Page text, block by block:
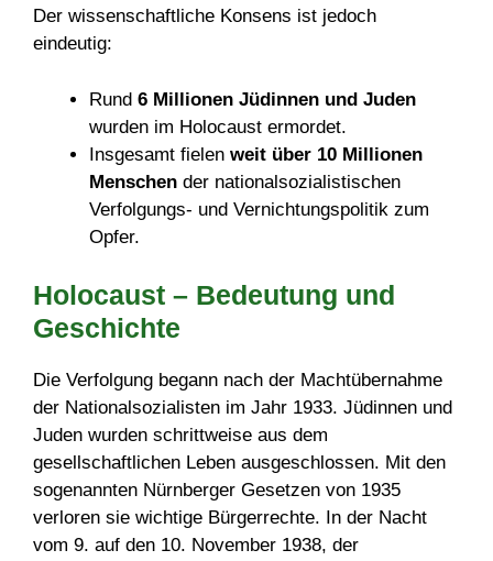
Der wissenschaftliche Konsens ist jedoch
eindeutig:
Rund 6 Millionen Jüdinnen und Juden
wurden im Holocaust ermordet.
Insgesamt fielen weit über 10 Millionen
Menschen der nationalsozialistischen
Verfolgungs- und Vernichtungspolitik zum
Opfer.
Holocaust – Bedeutung und
Geschichte
Die Verfolgung begann nach der Machtübernahme
der Nationalsozialisten im Jahr 1933. Jüdinnen und
Juden wurden schrittweise aus dem
gesellschaftlichen Leben ausgeschlossen. Mit den
sogenannten Nürnberger Gesetzen von 1935
verloren sie wichtige Bürgerrechte. In der Nacht
vom 9. auf den 10. November 1938, der